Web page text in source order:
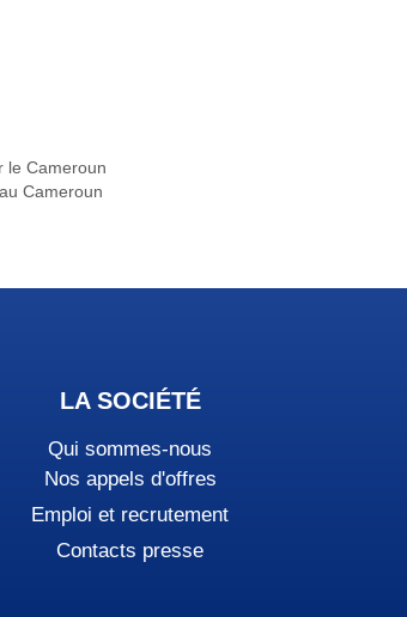
le Cameroun
Cameroun
LA SOCIÉTÉ
Qui sommes-nous
Nos appels d'offres
Emploi et recrutement
Contacts presse